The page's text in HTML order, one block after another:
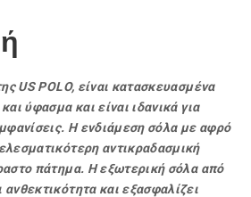
US POLO, είναι κατασκευασμένα
ύφασμα και είναι ιδανικά για
Η ενδιάμεση σόλα με αφρό
αντικραδασμική
πάτημα. H εξωτερική σόλα από
και εξασφαλίζει